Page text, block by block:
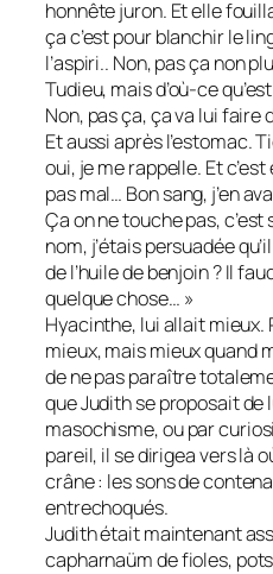
honnête juron. Et elle
ça c’est pour blanchir le
l’aspiri.. Non, pas ça non
Tudieu, mais d’où-ce
Non, pas ça, ça va lui faire
Et aussi après l’estomac.
oui, je me rappelle. Et
pas mal… Bon sang, j’en
Ça on ne touche pas,
nom, j’étais persuadée
de l’huile de benjoin ? Il
quelque chose… »
Hyacinthe, lui allait
mieux, mais mieux quand
de ne pas paraître
que Judith se proposait de
masochisme, ou par
pareil, il se dirigea vers là
crâne : les sons de
entrechoqués.
Judith était maintenant
capharnaüm de fioles,